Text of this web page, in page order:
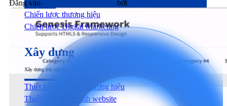
Chiến lược thương hiệu
Chiến lược Digital Marketing
Xây dựng
Xây dựng trải nghiệm người dùng đầu cuối tương tác với sản phẩm & dịch vụ
Thiết kế nhận diện thương hiệu
Thiết kế & Lập trình website
Đăng vào 11/07/2017 14/03/2026 bởi inDMP